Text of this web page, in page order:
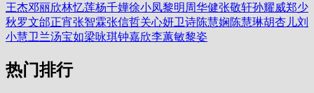
王杰邓丽欣林忆莲杨千嬅徐小凤黎明 周华健张敬轩孙耀威郑少
秋罗文邰正宵张智霖张信哲关心妍卫诗陈慧娴陈慧琳胡杏儿刘
小慧卫兰汤宝如梁咏琪钟嘉欣李蕙敏黎姿
热门排行